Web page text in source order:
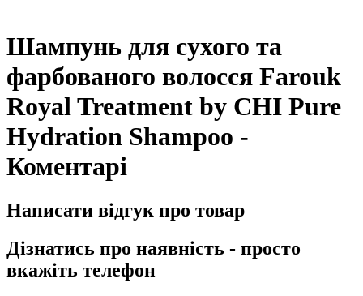
Шампунь для сухого та
фарбованого волосся Farouk
Royal Treatment by CHI Pure
Hydration Shampoo -
Коментарі
Написати відгук про товар
Дізнатись про наявність - просто
вкажіть телефон